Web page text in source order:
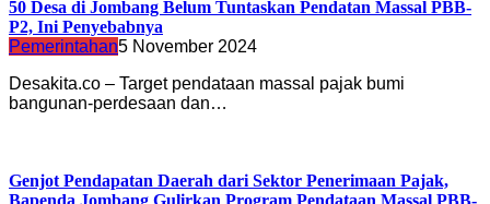
50 Desa di Jombang Belum Tuntaskan Pendatan Massal PBB-
P2, Ini Penyebabnya
Pemerintahan5 November 2024
Desakita.co – Target pendataan massal pajak bumi
bangunan-perdesaan dan…
Genjot Pendapatan Daerah dari Sektor Penerimaan Pajak,
Bapenda Jombang Gulirkan Program Pendataan Massal PBB-